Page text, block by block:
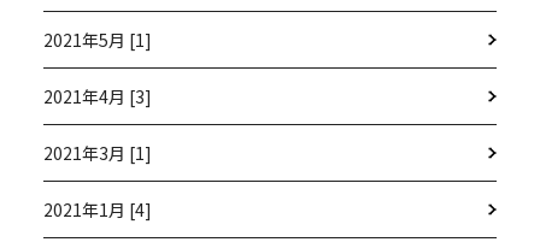
2021年5月 [1]
2021年4月 [3]
2021年3月 [1]
2021年1月 [4]